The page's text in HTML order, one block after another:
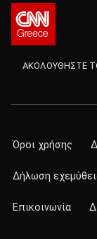
ΑΚΟΛΟΥΘΗΣΤΕ
Όροι χρήσης
Δήλωση
Επικοινωνία